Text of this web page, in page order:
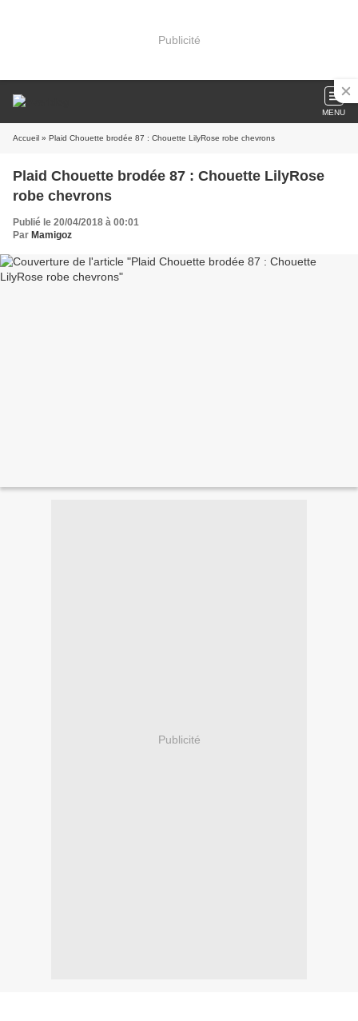
Publicité
MENU
Accueil » Plaid Chouette brodée 87 : Chouette LilyRose robe chevrons
Plaid Chouette brodée 87 : Chouette LilyRose
robe chevrons
Publié le 20/04/2018 à 00:01
Par Mamigoz
Publicité